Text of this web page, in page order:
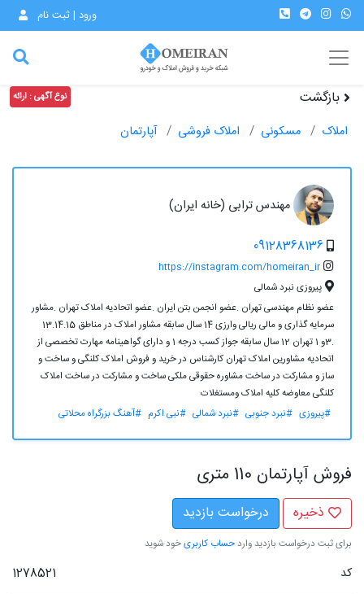
ورود | ثبت نام
بازگشت نوع آگهی : ارائه
املاک مسکونی املاک فروشی آپارتمان
مهندس ترابی (خانه ایران)
09128368136
https://instagram.com/homeiran_ir
پیروزی نبرد شمالی
عضو نظام مهندسی تهران .عضو انجمن بتن ایران .عضو اتحادیه املاک تهران .مشاور
سرمایه گذاری و مالی ریالی وارزی 14 سال سابقه مشاور املاک در مناطق 13.14.15
.3و 1 تهران 12 سال سابقه جواز کسب درجه 1 و دارای گواهینامه مهارت تخصصی از
اتحادیه مشاورین املاک تهران کارشناس در خرید و فروش املاک کلنگی و ساخت و
ساز و مشارکت در ساخت مشاوره حقوقی ملکی ساخت و مشارکت در ساخت املاک
کلنگی معاوضه کلیه املاک ومستغلات
#پیروزی #نبرد جنوبی #نبرد شمالی #نبی اکرم #آهنگ بزرگراه محلاتی
فروش آپارتمان 110 متری
ذخیره درخواست بازدید
برای ثبت درخواست بازدید واردحساب کاربریخود شوید
کد 1278521